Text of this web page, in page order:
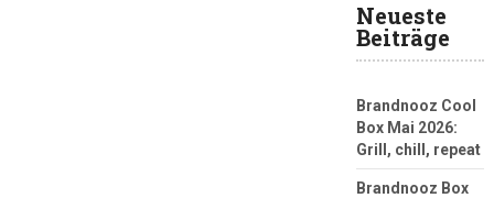
Neueste
Beiträge
Brandnooz Cool
Box Mai 2026:
Grill, chill, repeat
Brandnooz Box